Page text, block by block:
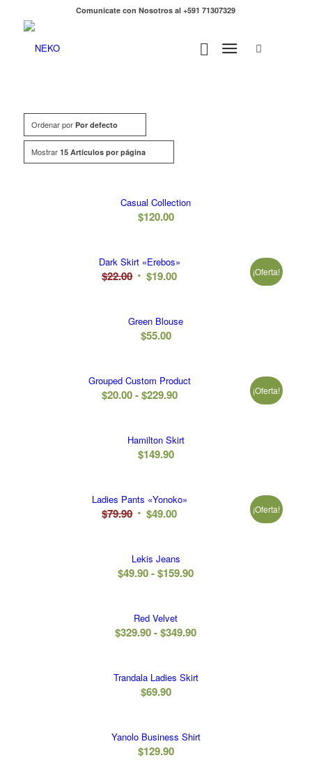
Comunicate con Nosotros al +591 71307329
Ordenar por Por defecto
Mostrar 15 Artículos por página
Casual Collection
$120.00
Dark Skirt «Erebos»
$22.00 El
era:
$22.00.
$19.00El
es:
¡Oferta!
Green Blouse
$55.00
Grouped Custom Product
$20.00-$229.90Rango
desde
$229.90
¡Oferta!
Hamilton Skirt
$149.90
Ladies Pants «Yonoko»
$79.90 El
era:
$79.90.
$49.00El
es:
$49.00.
¡Oferta!
Lekis Jeans
$49.90 - $159.90Rango
$49.90
$159.90
Red Velvet
$329.90 - $349.90Rango
desde
$349.90
Trandala Ladies Skirt
$69.90
Yanolo Business Shirt
$129.90